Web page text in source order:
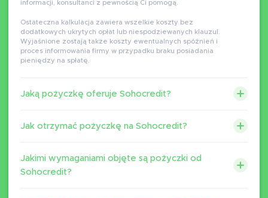
informacji, konsultanci z pewnością Ci pomogą.
Ostateczna kalkulacja zawiera wszelkie koszty bez
dodatkowych ukrytych opłat lub niespodziewanych klauzul.
Wyjaśnione zostają także koszty ewentualnych spóźnień i
proces informowania firmy w przypadku braku posiadania
pieniędzy na spłatę.
Jaką pożyczkę oferuje Sohocredit?
Jak otrzymać pożyczkę na Sohocredit?
Jakimi wymaganiami objęte są pożyczki od
Sohocredit?